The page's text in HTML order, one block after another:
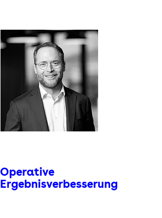
Operative
Ergebnisverbesserung